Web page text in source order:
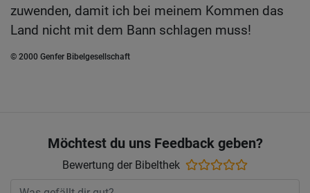
zuwenden, damit ich bei meinem Kommen das
Land nicht mit dem Bann schlagen muss!
© 2000 Genfer Bibelgesellschaft
Möchtest du uns Feedback geben?
Bewertung der Bibelthek